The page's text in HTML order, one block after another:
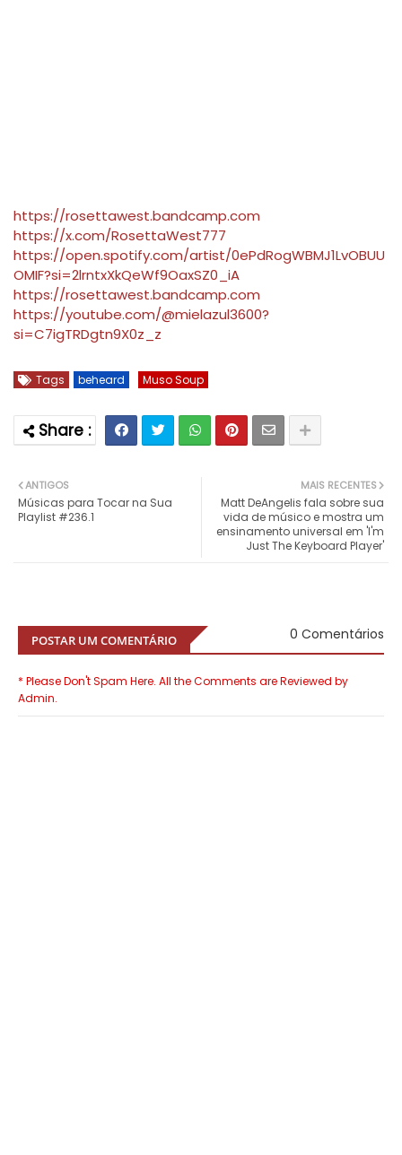
https://rosettawest.bandcamp.com
https://x.com/RosettaWest777
https://open.spotify.com/artist/0ePdRogWBMJ1LvOBUU
OMIF?si=2lrntxXkQeWf9OaxSZ0_iA
https://rosettawest.bandcamp.com
https://youtube.com/@mielazul3600?
si=C7igTRDgtn9X0z_z
Tags beheard Muso Soup
MAIS RECENTES
Matt DeAngelis fala sobre sua
vida de músico e mostra um
ensinamento universal em 'I'm
Just The Keyboard Player'
ANTIGOS
Músicas para Tocar na Sua
Playlist #236.1
POSTAR UM COMENTÁRIO 0 Comentários
* Please Don't Spam Here. All the Comments are Reviewed by
Admin.